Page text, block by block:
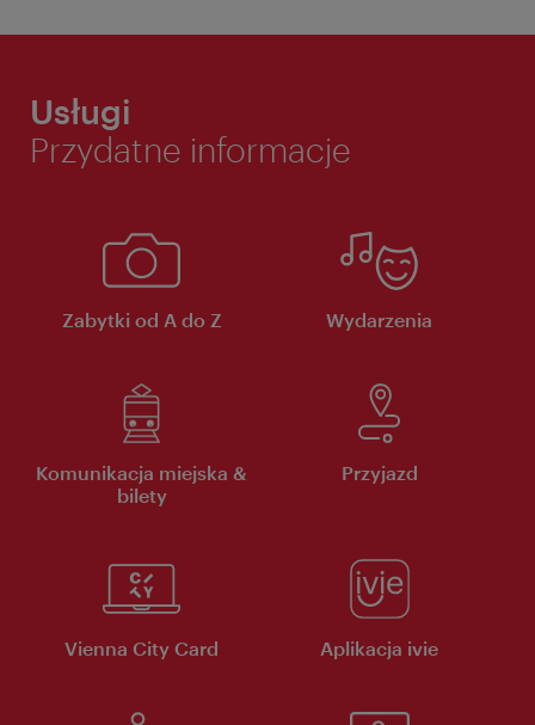
Usługi
Przydatne informacje
Zabytki od A do Z Wydarzenia
Komunikacja miejska &
bilety
Przyjazd
Vienna City Card Aplikacja ivie